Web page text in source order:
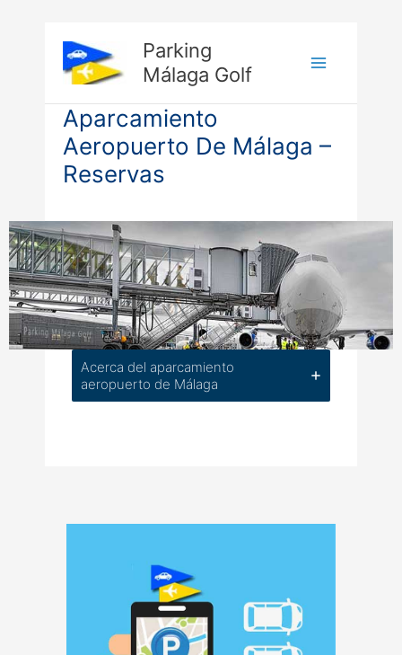
contenido
Parking
Málaga Golf
Aparcamiento
Aeropuerto De Málaga –
Reservas
Acerca del aparcamiento
aeropuerto de Málaga